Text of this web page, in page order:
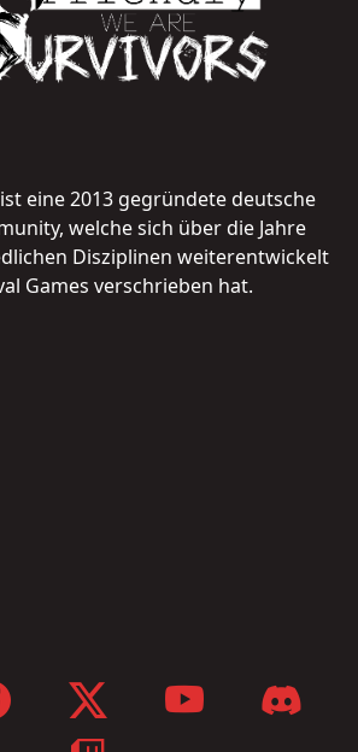
eine 2013 gegründete deutsche
welche sich über die Jahre
Disziplinen weiterentwickelt
Games verschrieben hat.